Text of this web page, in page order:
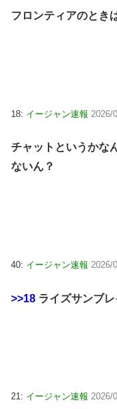
フロンティアのとき
18: イージャン速報 2026/
チャットというかな
ないん？
40: イージャン速報 2026/
>>18 ライズサンブ
21: イージャン速報 2026/